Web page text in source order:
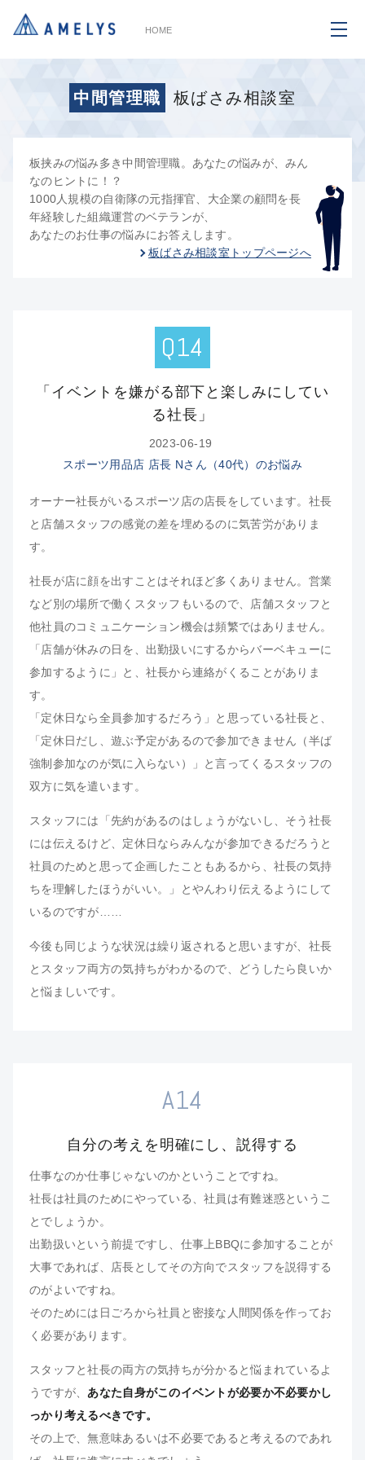
HOME
中間管理職 板ばさみ相談室
板挟みの悩み多き中間管理職。あなたの悩みが、みん
なのヒントに！？
1000人規模の自衛隊の元指揮官、大企業の顧問を長
年経験した組織運営のベテランが、
あなたのお仕事の悩みにお答えします。
板ばさみ相談室トップページへ
Q14
「イベントを嫌がる部下と楽しみにしてい
る社長」
2023-06-19
スポーツ用品店 店長 Nさん（40代）のお悩み
オーナー社長がいるスポーツ店の店長をしています。社長
と店舗スタッフの感覚の差を埋めるのに気苦労がありま
す。
社長が店に顔を出すことはそれほど多くありません。営業
など別の場所で働くスタッフもいるので、店舗スタッフと
他社員のコミュニケーション機会は頻繁ではありません。
「店舗が休みの日を、出勤扱いにするからバーベキューに
参加するように」と、社長から連絡がくることがありま
す。
「定休日なら全員参加するだろう」と思っている社長と、
「定休日だし、遊ぶ予定があるので参加できません（半ば
強制参加なのが気に入らない）」と言ってくるスタッフの
双方に気を遣います。
スタッフには「先約があるのはしょうがないし、そう社長
には伝えるけど、定休日ならみんなが参加できるだろうと
社員のためと思って企画したこともあるから、社長の気持
ちを理解したほうがいい。」とやんわり伝えるようにして
いるのですが……
今後も同じような状況は繰り返されると思いますが、社長
とスタッフ両方の気持ちがわかるので、どうしたら良いか
と悩ましいです。
A14
自分の考えを明確にし、説得する
仕事なのか仕事じゃないのかということですね。
社長は社員のためにやっている、社員は有難迷惑というこ
とでしょうか。
出勤扱いという前提ですし、仕事上BBQに参加することが
大事であれば、店長としてその方向でスタッフを説得する
のがよいですね。
そのためには日ごろから社員と密接な人間関係を作ってお
く必要があります。
スタッフと社長の両方の気持ちが分かると悩まれているよ
うですが、 あなた自身がこのイベントが必要か不必要かし
っかり考えるべきです。
その上で、無意味あるいは不必要であると考えるのであれ